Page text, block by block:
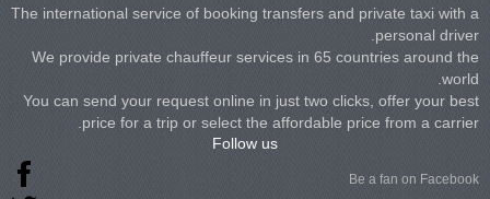
The international service of booking transfers and private taxi with a
personal driver.
We provide private chauffeur services in 65 countries around the
world.
You can send your request online in just two clicks, offer your best
price for a trip or select the affordable price from a carrier.
Follow us
Be a fan on Facebook